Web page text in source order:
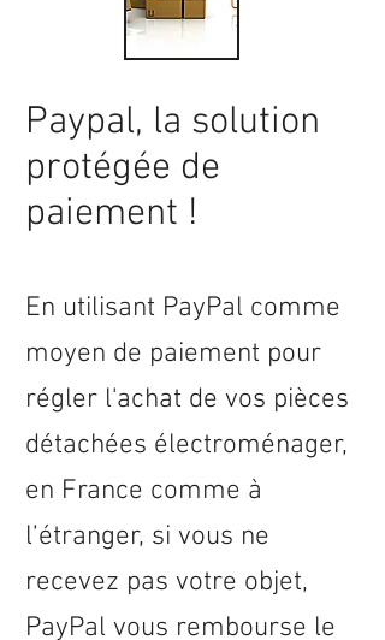
Paypal, la solution
protégée de
paiement !
En utilisant PayPal comme
moyen de paiement pour
régler l'achat de vos pièces
détachées électroménager,
en France comme à
l’étranger, si vous ne
recevez pas votre objet,
PayPal vous rembourse le